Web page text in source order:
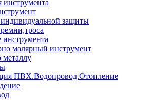
инструмента
защиты
малярный инструмент
ПВХ.Водопровод.Отопление